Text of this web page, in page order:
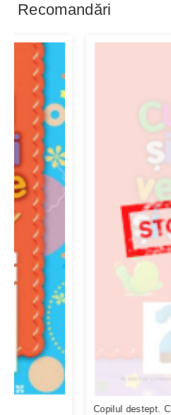
Recomandări
Copilul destept. Cu mami si cu ...